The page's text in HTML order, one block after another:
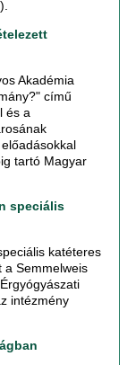
Akadémia
című
és a
tartó Magyar
speciális
katéteres
a Semmelweis
intézmény